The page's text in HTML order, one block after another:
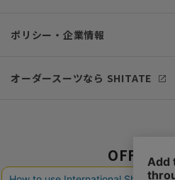
ポリシー・企業情報
オーダースーツなら SHITATE